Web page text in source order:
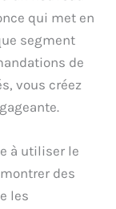
qui met en
segment
de
vous créez
à utiliser le
des
les